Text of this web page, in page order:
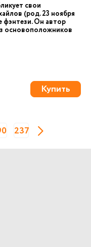
свои
(род. 23 ноября
фэнтези. Он автор
основоположников
Купить
237